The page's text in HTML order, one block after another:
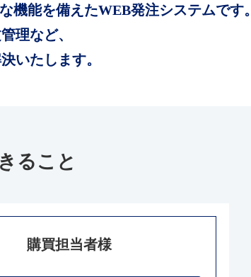
機能を備えたWEB発注システムです。
理など、
いたします。
ること
購買担当者様